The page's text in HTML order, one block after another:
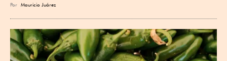
Por Mauricio Juárez